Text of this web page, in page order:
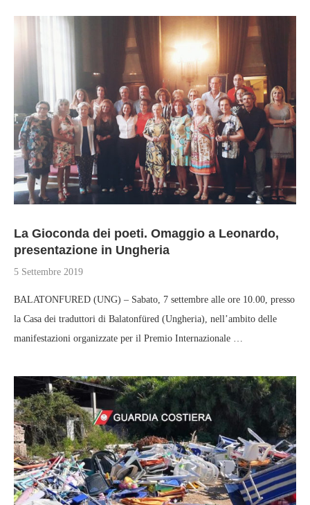
La Gioconda dei poeti. Omaggio a Leonardo,
presentazione in Ungheria
5 Settembre 2019
BALATONFURED (UNG) – Sabato, 7 settembre alle ore 10.00, presso
la Casa dei traduttori di Balatonfüred (Ungheria), nell’ambito delle
manifestazioni organizzate per il Premio Internazionale …